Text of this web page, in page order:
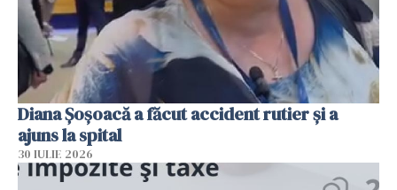
Diana Șoșoacă a făcut accident rutier și a
ajuns la spital
30 IULIE 2026